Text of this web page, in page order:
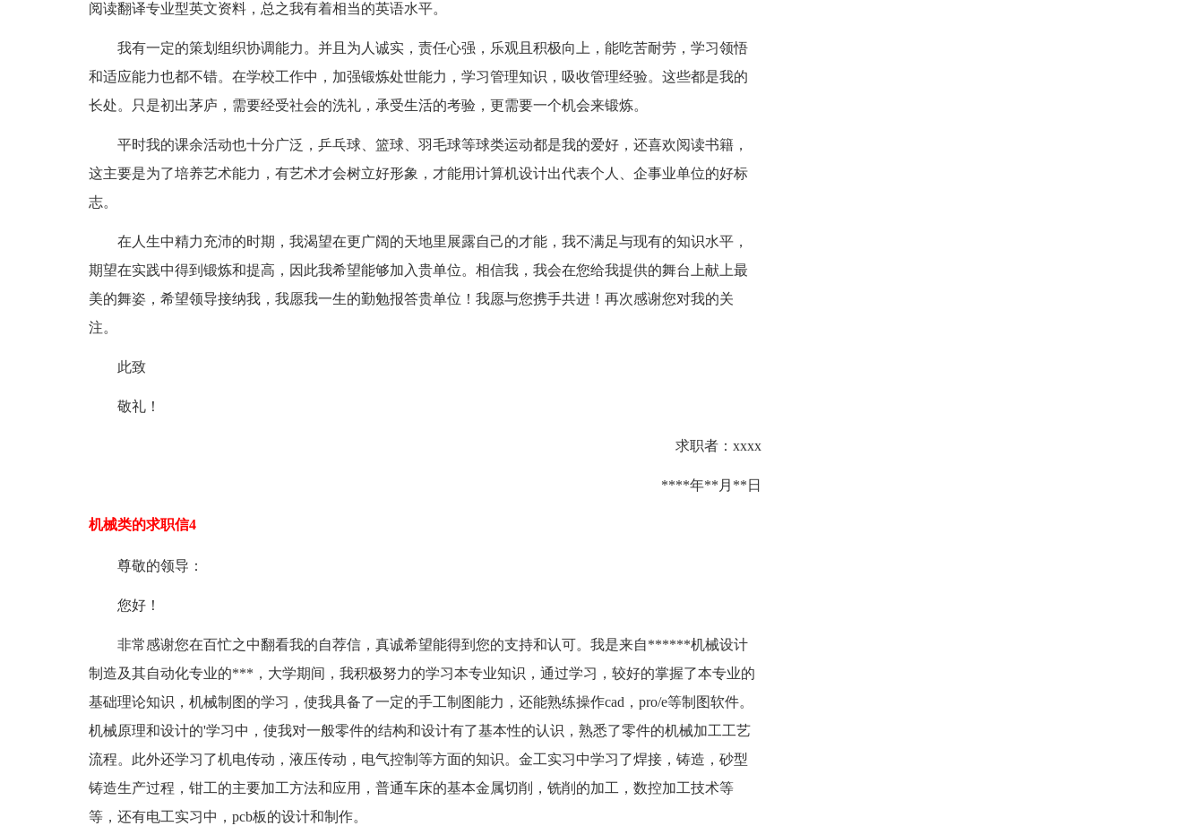
阅读翻译专业型英文资料，总之我有着相当的英语水平。
我有一定的策划组织协调能力。并且为人诚实，责任心强，乐观且积极向上，能吃苦耐劳，学习领悟
和适应能力也都不错。在学校工作中，加强锻炼处世能力，学习管理知识，吸收管理经验。这些都是我的
长处。只是初出茅庐，需要经受社会的洗礼，承受生活的考验，更需要一个机会来锻炼。
平时我的课余活动也十分广泛，乒乓球、篮球、羽毛球等球类运动都是我的爱好，还喜欢阅读书籍，
这主要是为了培养艺术能力，有艺术才会树立好形象，才能用计算机设计出代表个人、企事业单位的好标
志。
在人生中精力充沛的时期，我渴望在更广阔的天地里展露自己的才能，我不满足与现有的知识水平，
期望在实践中得到锻炼和提高，因此我希望能够加入贵单位。相信我，我会在您给我提供的舞台上献上最
美的舞姿，希望领导接纳我，我愿我一生的勤勉报答贵单位！我愿与您携手共进！再次感谢您对我的关
注。
此致
敬礼！
求职者：xxxx
****年**月**日
机械类的求职信4
尊敬的领导：
您好！
非常感谢您在百忙之中翻看我的自荐信，真诚希望能得到您的支持和认可。我是来自******机械设计
制造及其自动化专业的***，大学期间，我积极努力的学习本专业知识，通过学习，较好的掌握了本专业的
基础理论知识，机械制图的学习，使我具备了一定的手工制图能力，还能熟练操作cad，pro/e等制图软件。
机械原理和设计的'学习中，使我对一般零件的结构和设计有了基本性的认识，熟悉了零件的机械加工工艺
流程。此外还学习了机电传动，液压传动，电气控制等方面的知识。金工实习中学习了焊接，铸造，砂型
铸造生产过程，钳工的主要加工方法和应用，普通车床的基本金属切削，铣削的加工，数控加工技术等
等，还有电工实习中，pcb板的设计和制作。